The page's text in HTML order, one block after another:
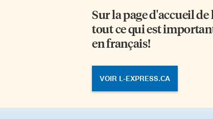
Sur la page d'accueil de
tout ce qui est
en français!
VOIR L-EXPRESS.CA